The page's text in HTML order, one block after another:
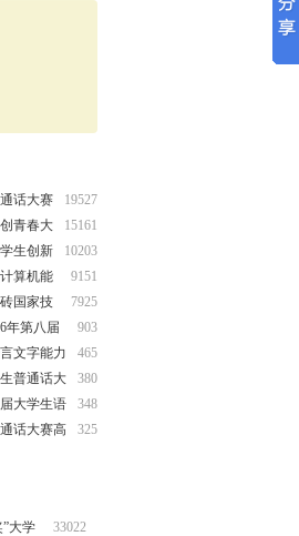
19527
话大赛
15161
青春大
10203
生创新
9151
算机能
7925
国家技
知
903
年第八届
465
文字能力
380
普通话大
348
大学生语
325
话大赛高
33022
”大学